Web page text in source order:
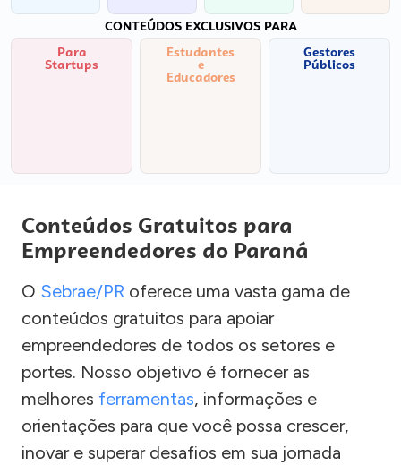
CONTEÚDOS EXCLUSIVOS PARA
Para
Startups
Estudantes
e
Educadores
Gestores
Públicos
Conteúdos Gratuitos para
Empreendedores do Paraná
O Sebrae/PR oferece uma vasta gama de
conteúdos gratuitos para apoiar
empreendedores de todos os setores e
portes. Nosso objetivo é fornecer as
melhores ferramentas, informações e
orientações para que você possa crescer,
inovar e superar desafios em sua jornada